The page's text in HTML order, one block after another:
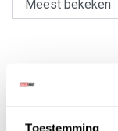
Toestemming